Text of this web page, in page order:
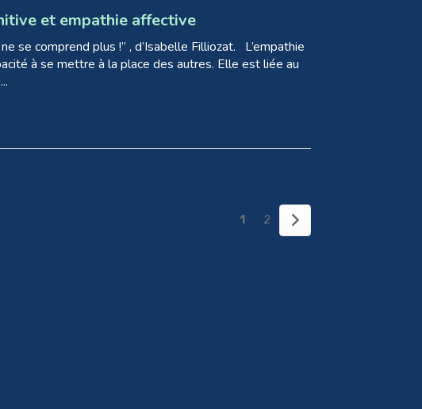
et empathie affective
se comprend plus !” , d’Isabelle Filliozat. L’empathie
à se mettre à la place des autres. Elle est liée au
1 2